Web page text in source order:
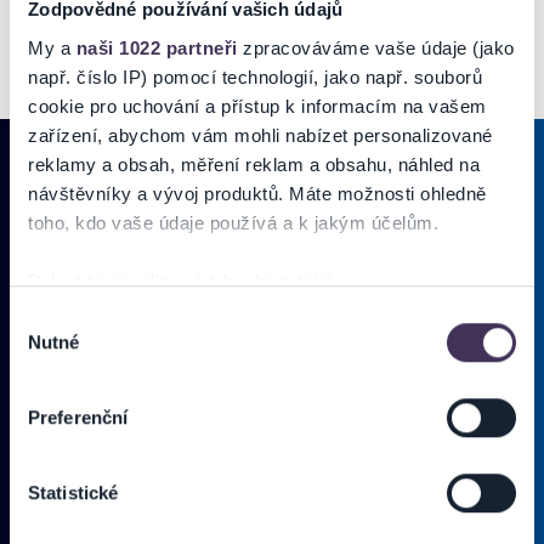
Zodpovědné používání vašich údajů
My a naši 1022 partneři zpracováváme vaše údaje (jako
např. číslo IP) pomocí technologií, jako např. souborů
cookie pro uchování a přístup k informacím na vašem
zařízení, abychom vám mohli nabízet personalizované
reklamy a obsah, měření reklam a obsahu, náhled na
návštěvníky a vývoj produktů. Máte možnosti ohledně
toho, kdo vaše údaje používá a k jakým účelům.
Pokud to povolíte, rádi bychom také:
které mohou být přesné na několik metrů
skenování pro konkrétní charakteristiky (otisk prstu)
Zjistěte více o tom, jak zpracováváme vaše osobní
Svůj souhlas můžete kdykoliv změnit nebo odvolat v
souhlasu
Nutné
Preferenční
Statistické
PRIHLÁSIŤ SA KODBERU NOVINIEK
Pridajte sa do zoznamu odberateľov a doručte si najnovšie špeciálne
Zadajte svoju e-mailovú adresu, na ktorú vám budeme zasielať
Používateľ súhlasí s
OBCHODNÝMI PODMIENKAMI predajnej siete